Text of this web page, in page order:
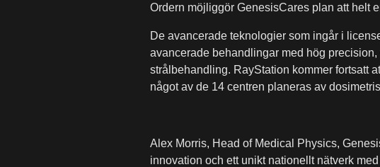
Ordern möjliggör GenesisCares plan att helt
De avancerade teknologier som ingår i
avancerade behandlingar med hög
strålbehandling. RayStation kommer fortsatt
något av de 14 centren planeras av
Alex Morris, Head of Medical Physics,
innovation och ett unikt nationellt nätverk